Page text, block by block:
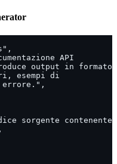
API
output in formato
esempi di
sorgente contenente